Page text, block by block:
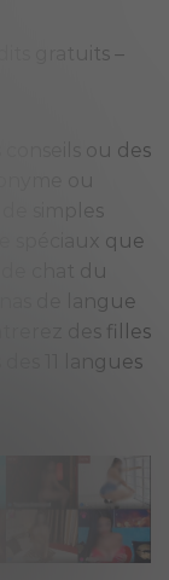
gratuits –
ou des
ou
simples
spéciaux que
chat du
de langue
des filles
11 langues